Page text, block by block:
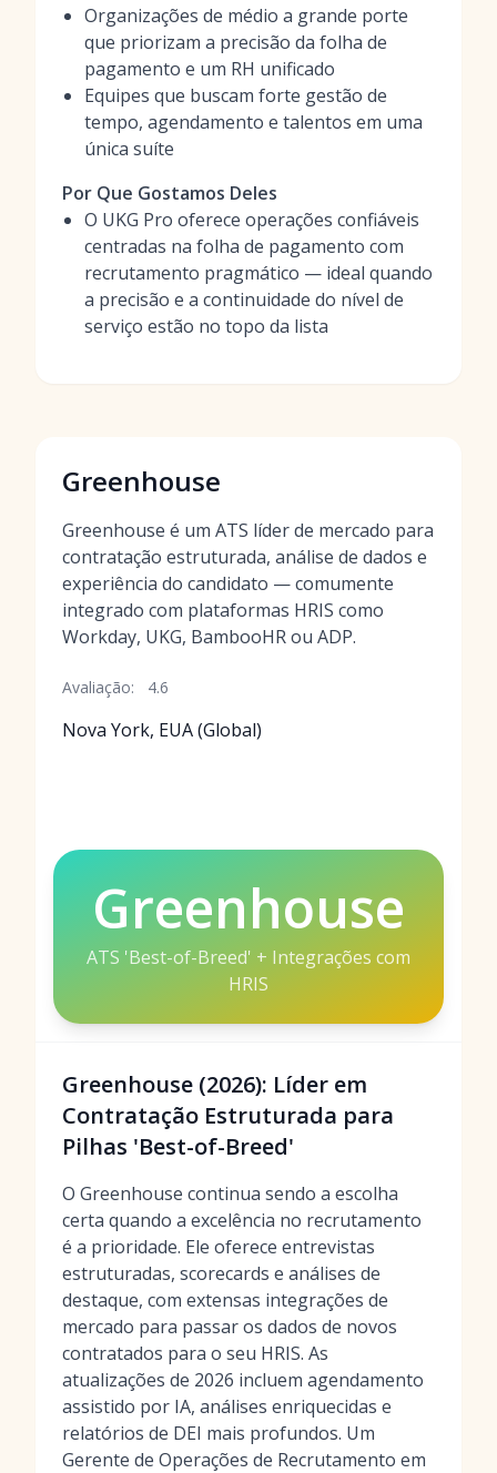
Organizações de médio a grande porte
que priorizam a precisão da folha de
pagamento e um RH unificado
Equipes que buscam forte gestão de
tempo, agendamento e talentos em uma
única suíte
Por Que Gostamos Deles
O UKG Pro oferece operações confiáveis
centradas na folha de pagamento com
recrutamento pragmático — ideal quando
a precisão e a continuidade do nível de
serviço estão no topo da lista
Greenhouse
Greenhouse é um ATS líder de mercado para
contratação estruturada, análise de dados e
experiência do candidato — comumente
integrado com plataformas HRIS como
Workday, UKG, BambooHR ou ADP.
Avaliação: 4.6
Nova York, EUA (Global)
Greenhouse
ATS 'Best-of-Breed' + Integrações com
HRIS
Greenhouse (2026): Líder em
Contratação Estruturada para
Pilhas 'Best-of-Breed'
O Greenhouse continua sendo a escolha
certa quando a excelência no recrutamento
é a prioridade. Ele oferece entrevistas
estruturadas, scorecards e análises de
destaque, com extensas integrações de
mercado para passar os dados de novos
contratados para o seu HRIS. As
atualizações de 2026 incluem agendamento
assistido por IA, análises enriquecidas e
relatórios de DEI mais profundos. Um
Gerente de Operações de Recrutamento em